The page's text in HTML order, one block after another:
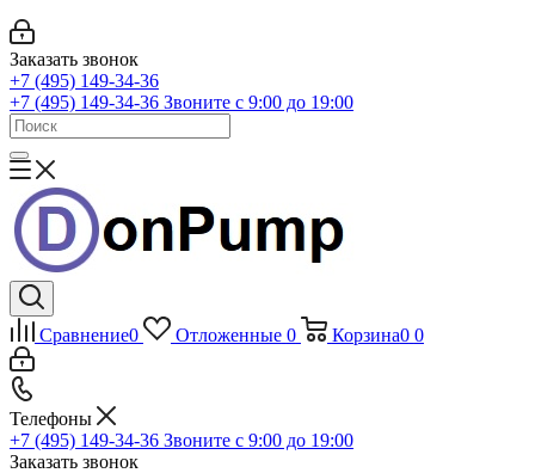
Заказать звонок
+7 (495) 149-34-36
+7 (495) 149-34-36 Звоните с 9:00 до 19:00
Сравнение0 Отложенные 0 Корзина0 0
Телефоны
+7 (495) 149-34-36 Звоните с 9:00 до 19:00
Заказать звонок